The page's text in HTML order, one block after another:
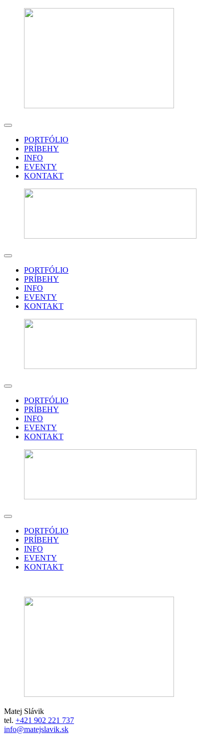
PORTFÓLIO
PRÍBEHY
INFO
EVENTY
KONTAKT
PORTFÓLIO
PRÍBEHY
INFO
EVENTY
KONTAKT
PORTFÓLIO
PRÍBEHY
INFO
EVENTY
KONTAKT
PORTFÓLIO
PRÍBEHY
INFO
EVENTY
KONTAKT
Matej Slávik
tel. +421 902 221 737
info@matejslavik.sk